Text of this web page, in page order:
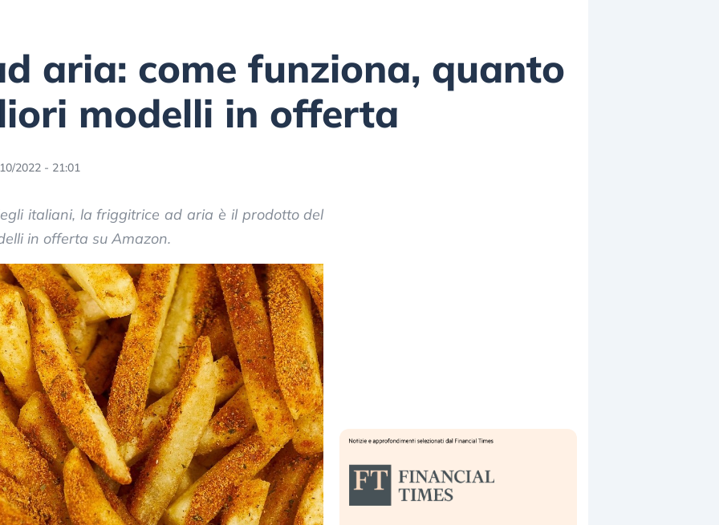
aria: come funziona, quanto
modelli in offerta
2022 - 21:01
italiani, la friggitrice ad aria è il prodotto del
in offerta su Amazon.